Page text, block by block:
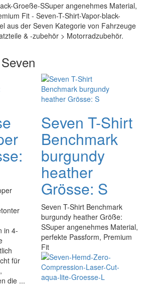
Groeße-SSuper angenehmes Material,
Fit - Seven-T-Shirt-Vapor-black-
aus der Seven Kategorie von Fahrzeuge
& -zubehör > Motorradzubehör.
in 4-
für
die ...
Seven T-Shirt
Benchmark
burgundy
heather
Grösse: S
Seven T-Shirt Benchmark
burgundy heather Größe:
SSuper angenehmes Material,
perfekte Passform, Premium
Fit